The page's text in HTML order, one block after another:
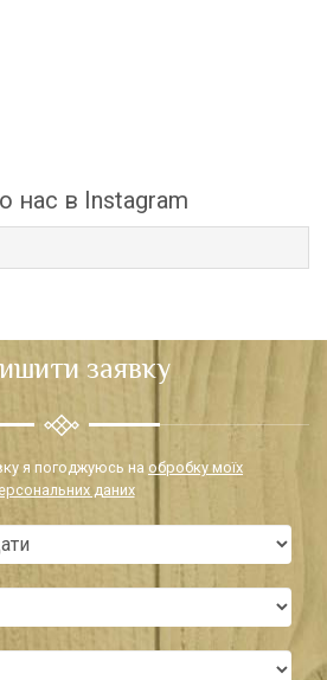
нас в Instagram
заявку
я погоджуюсь на обробку моїх
даних